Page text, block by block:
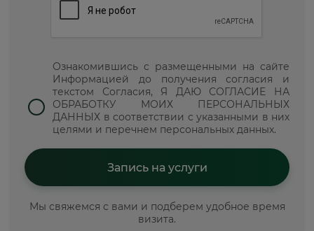
Ознакомившись с размещенными на сайте
Информацией до получения согласия и
текстом Согласия, Я ДАЮ СОГЛАСИЕ НА
ОБРАБОТКУ МОИХ ПЕРСОНАЛЬНЫХ
ДАННЫХ в соответствии с указанными в них
целями и перечнем персональных данных.
Мы свяжемся с вами и подберем удобное время
визита.